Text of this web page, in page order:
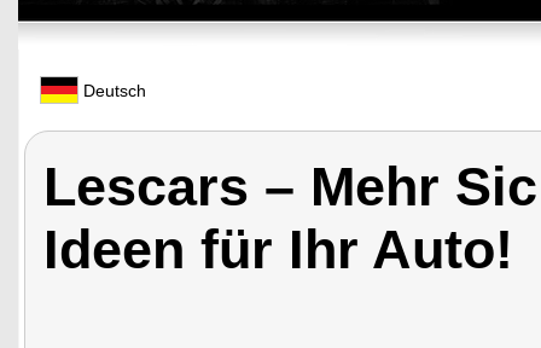
Deutsch
Lescars – Mehr
Ideen für Ihr Auto!